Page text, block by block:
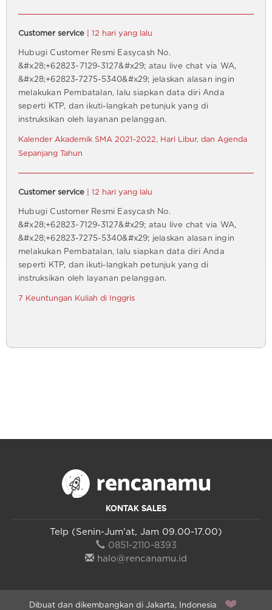
Customer service | 12 hari yang lalu
Hubugi Customer Resmi Easycash No.
&#x28;+62823~7129-3127&#x29; atau live chat via WA,
&#x28;+62823-7275-5340&#x29; jelaskan alasan ingin
melakukan Pembatalan, lalu siapkan data diri Anda
seperti KTP, dan ikuti-langkah petunjuk yang di
instruksikan oleh layanan pelanggan.
Kalender Akademik SMA 2021-2022, Hari Libur, dan Agenda
Sepanjang Tahun
Customer service | 12 hari yang lalu
Hubugi Customer Resmi Easycash No.
&#x28;+62823~7129-3127&#x29; atau live chat via WA,
&#x28;+62823-7275-5340&#x29; jelaskan alasan ingin
melakukan Pembatalan, lalu siapkan data diri Anda
seperti KTP, dan ikuti-langkah petunjuk yang di
instruksikan oleh layanan pelanggan.
7 Keuntungan Kuliah di Inggris
KONTAK SALES
Telp (Senin-Jum'at, Jam 09.00-17.00)
0851-2110-8393
halo@rencanamu.id
Dibuat dan dikembangkan di Jakarta, Indonesia